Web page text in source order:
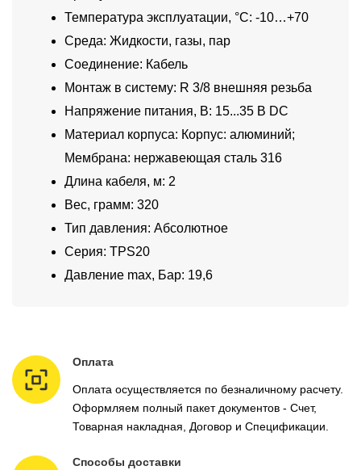
Температура эксплуатации, °C: -10…+70
Среда: Жидкости, газы, пар
Соединение: Кабель
Монтаж в систему: R 3/8 внешняя резьба
Напряжение питания, В: 15...35 В DC
Материал корпуса: Корпус: алюминий;
Мембрана: нержавеющая сталь 316
Длина кабеля, м: 2
Вес, грамм: 320
Тип давления: Абсолютное
Серия: TPS20
Давление max, Бар: 19,6
Оплата
Оплата осуществляется по безналичному расчету.
Оформляем полный пакет документов - Счет,
Товарная накладная, Договор и Спецификации.
Способы доставки